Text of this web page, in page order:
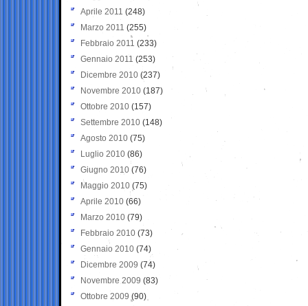
Aprile 2011 (248)
Marzo 2011 (255)
Febbraio 2011 (233)
Gennaio 2011 (253)
Dicembre 2010 (237)
Novembre 2010 (187)
Ottobre 2010 (157)
Settembre 2010 (148)
Agosto 2010 (75)
Luglio 2010 (86)
Giugno 2010 (76)
Maggio 2010 (75)
Aprile 2010 (66)
Marzo 2010 (79)
Febbraio 2010 (73)
Gennaio 2010 (74)
Dicembre 2009 (74)
Novembre 2009 (83)
Ottobre 2009 (90)